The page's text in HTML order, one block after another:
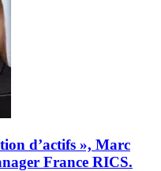
d’actifs », Marc
France RICS.